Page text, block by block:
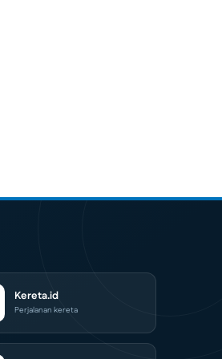
Kereta.id
Perjalanan kereta